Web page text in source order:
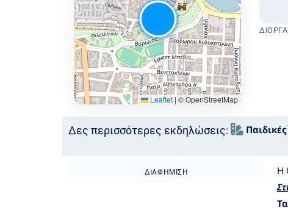
Leaflet |© OpenStreetMap
Δες περισσότερες εκδηλώσεις:
ΔΙΑΦΉΜΙΣΗ
Η